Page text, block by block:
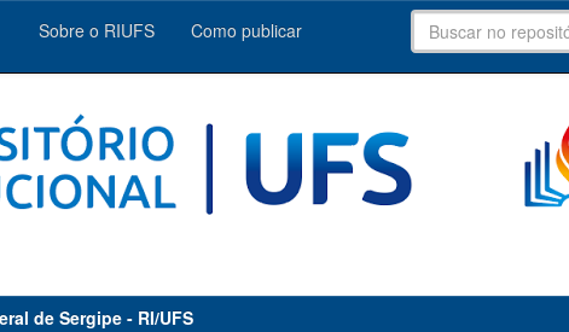
Sobre o RIUFS Como publicar
de Sergipe - RI/UFS